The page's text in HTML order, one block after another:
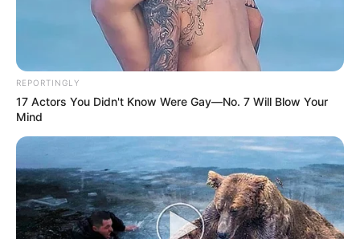
REPORTINGLY
17 Actors You Didn't Know Were Gay—No. 7 Will Blow Your
Mind